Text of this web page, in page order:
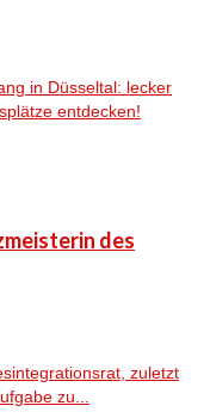
in Düsseltal: lecker
entdecken!
des
zuletzt
zu...